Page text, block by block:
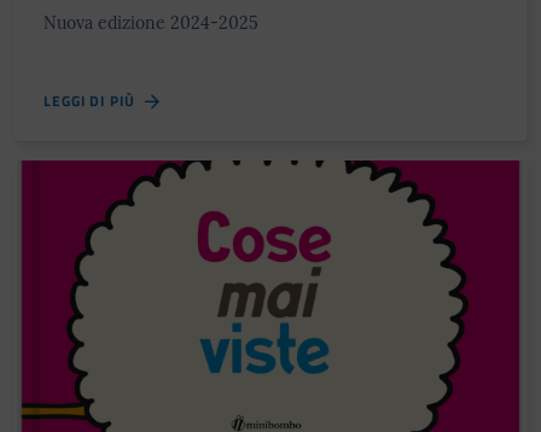
Nuova edizione 2024-2025
LEGGI DI PIÙ